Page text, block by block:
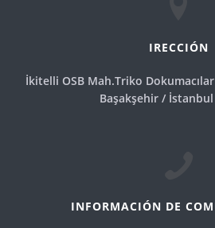
IRECCIÓN
İkitelli OSB Mah.Triko
Başakşehir / İstanbul
INFORMACIÓN DE